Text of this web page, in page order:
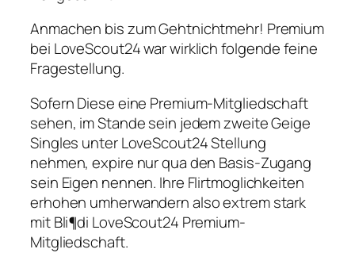
Anmachen bis zum Gehtnichtmehr! Premium
bei LoveScout24 war wirklich folgende feine
Fragestellung.
Sofern Diese eine Premium-Mitgliedschaft
sehen, im Stande sein jedem zweite Geige
Singles unter LoveScout24 Stellung
nehmen, expire nur qua den Basis-Zugang
sein Eigen nennen. Ihre Flirtmoglichkeiten
erhohen umherwandern also extrem stark
mit Bli¶di LoveScout24 Premium-
Mitgliedschaft.